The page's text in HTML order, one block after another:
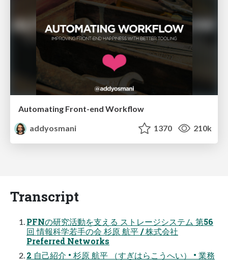
Automating Front-end Workflow
addyosmani
1370 210k
Transcript
PFNの研究活動を支える ストレージシステム 第56
回 情報科学若手の会 杉原 航平 / 株式会社
Preferred Networks
2 自己紹介 • 杉原 航平 （すぎはらこうへい） • 業務